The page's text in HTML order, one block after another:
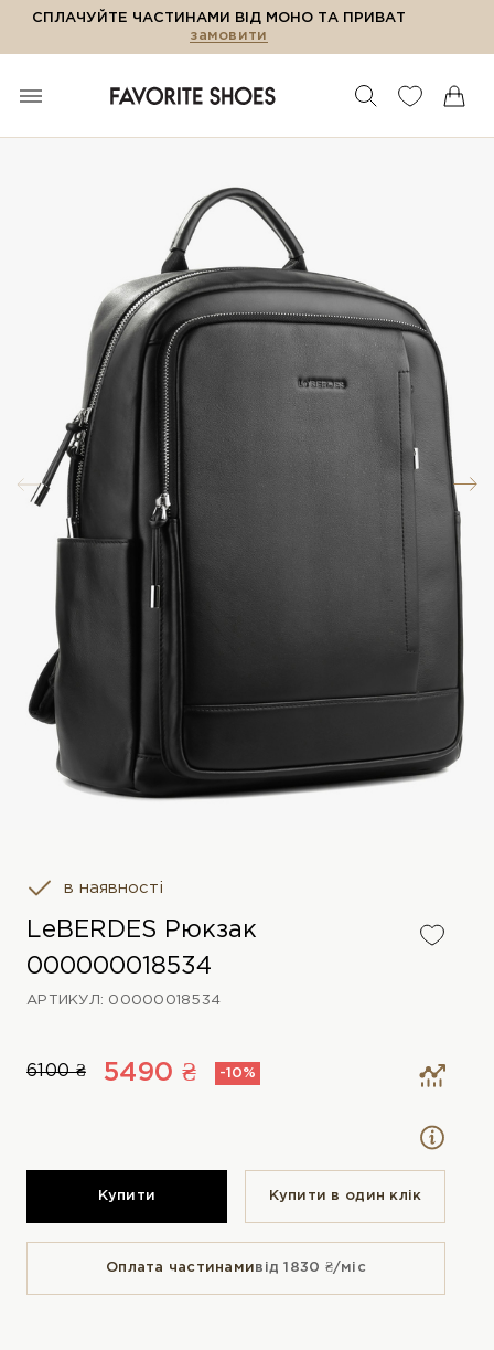
СПЛАЧУЙТЕ ЧАСТИНАМИ ВІД МОНО ТА ПРИВАТ
замовити
в наявності
LeBERDES Рюкзак
000000018534
АРТИКУЛ: 00000018534
6100 ₴ 5490 ₴ -10%
Купити Купити в один клiк
Оплата частинамивід 1830 ₴/міс